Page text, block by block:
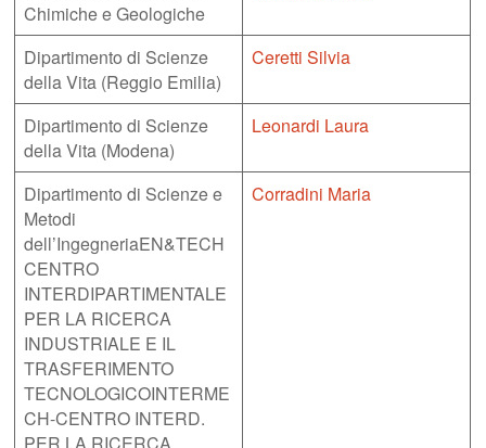
Chimiche e Geologiche
Dipartimento di Scienze
della Vita (Reggio Emilia)
Ceretti Silvia
Dipartimento di Scienze
della Vita (Modena)
Leonardi Laura
Dipartimento di Scienze e
Metodi
dell’IngegneriaEN&TECH
CENTRO
INTERDIPARTIMENTALE
PER LA RICERCA
INDUSTRIALE E IL
TRASFERIMENTO
TECNOLOGICOINTERME
CH-CENTRO INTERD.
PER LA RICERCA
Corradini Maria